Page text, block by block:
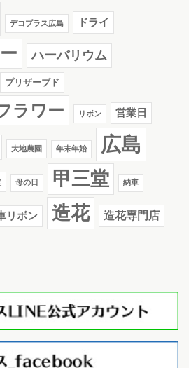
デコプラス広島 ドライ
ハーバリウム
プリザーブド
ラワー リボン 営業日
大地農園 年末年始 広島
母の日 甲三堂 納車
リボン 造花 造花専門店